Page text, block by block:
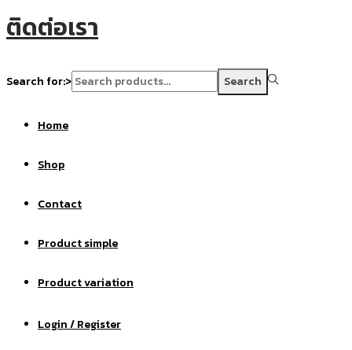
ติดต่อเรา
Search for:> Search
Home
Shop
Contact
Product simple
Product variation
Login / Register